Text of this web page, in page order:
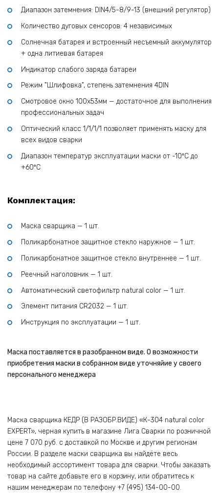
Диапазон затемнения: DIN4/5-8/9-13 (внешний регулятор)
Количество дуговых сенсоров: 4 независимых
Солнечная батарея и встроенный несъемный аккумулятор
+ одна литиевая батарея
Индикатор слабого заряда батареи
Режим "Шлифовка", степень затемнения 4DIN
Смотровое окно 100х53мм — достаточное для выполнения
профессиональных задач
Оптический класс 1/1/1/1 позволяет применять маску для
всех видов сварки
Диапазон температур эксплуатации маски от -10ºС до
+60ºС
Комплектация:
Маска сварщика — 1 шт.
Поликарбонатное защитное стекло наружное — 1 шт.
Поликарбонатное защитное стекло внутреннее — 1 шт.
Реечный наголовник — 1 шт.
Автоматический светофильтр natural color — 1 шт.
Элемент питания CR2032 — 1 шт.
Инструкция по эксплуатации — 1 шт.
Маска поставляется в разобранном виде. О возможности
приобретения маски в собранном виде уточняйие у своего
персонального менеджера
Маска сварщика КЕДР (В РАЗОБР.ВИДЕ) «К-304 natural color
EXPERT», черная купить в магазине Лига Сварки по розничной
цене 7 070 руб. с доставкой по Москве и другим регионам
России. В разделе маски сварщика вы найдёте весь
необходимый ассортимент товара для сварки. Чтобы заказать
товар на сайте добавьте его в корзину, или обратитесь к
нашим менеджерам по телефону +7 (495) 134-00-00.